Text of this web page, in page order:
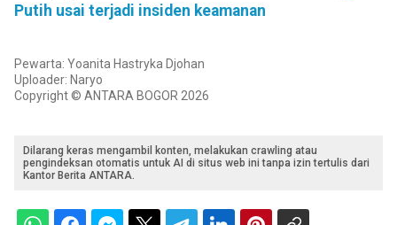
Putih usai terjadi insiden keamanan
Pewarta: Yoanita Hastryka Djohan
Uploader: Naryo
Copyright © ANTARA BOGOR 2026
Dilarang keras mengambil konten, melakukan crawling atau
pengindeksan otomatis untuk AI di situs web ini tanpa izin tertulis dari
Kantor Berita ANTARA.